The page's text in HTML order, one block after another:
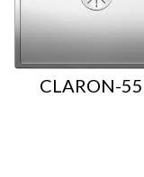
CLARON-